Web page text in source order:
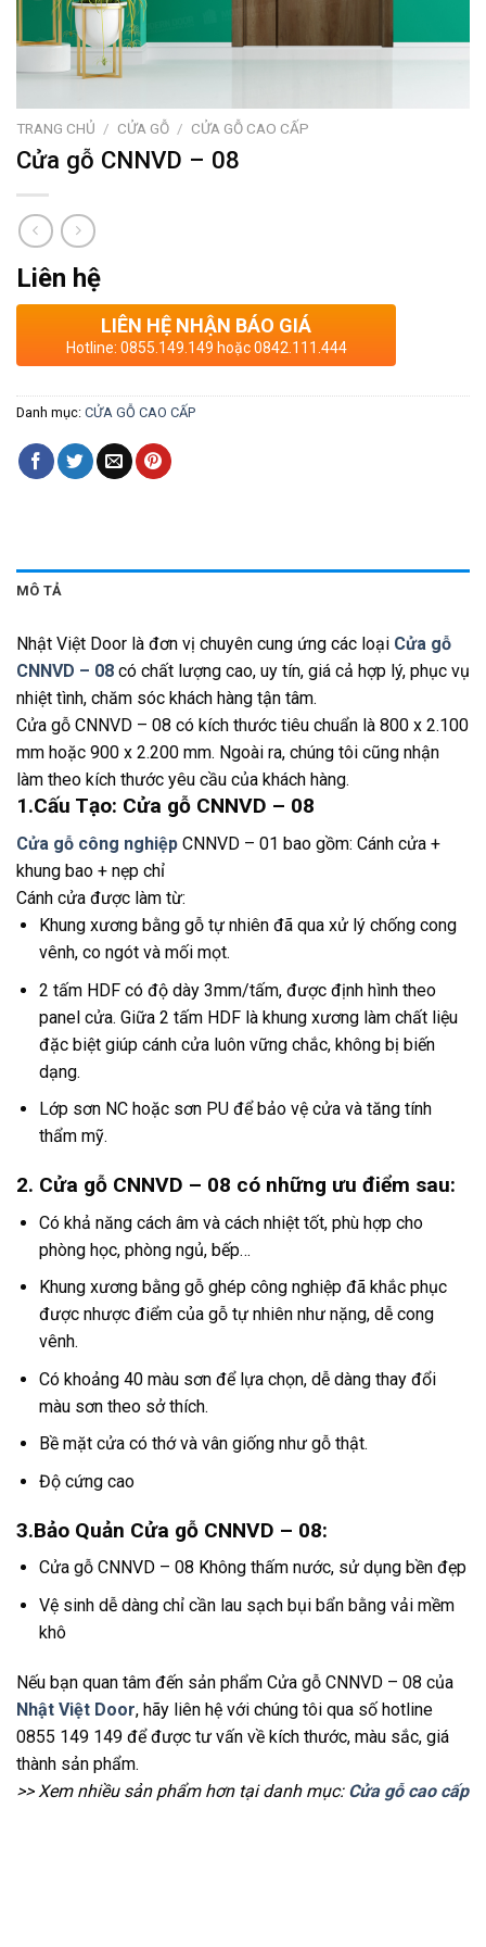
TRANG CHỦ / CỬA GỖ / CỬA GỖ CAO CẤP
Cửa gỗ CNNVD – 08
Liên hệ
LIÊN HỆ NHẬN BÁO GIÁ
Hotline: 0855.149.149 hoặc 0842.111.444
Danh mục: CỬA GỖ CAO CẤP
MÔ TẢ
Nhật Việt Door là đơn vị chuyên cung ứng các loại Cửa gỗ
CNNVD – 08 có chất lượng cao, uy tín, giá cả hợp lý, phục vụ
nhiệt tình, chăm sóc khách hàng tận tâm.
Cửa gỗ CNNVD – 08 có kích thước tiêu chuẩn là 800 x 2.100
mm hoặc 900 x 2.200 mm. Ngoài ra, chúng tôi cũng nhận
làm theo kích thước yêu cầu của khách hàng.
1.Cấu Tạo: Cửa gỗ CNNVD – 08
Cửa gỗ công nghiệp CNNVD – 01 bao gồm: Cánh cửa +
khung bao + nẹp chỉ
Cánh cửa được làm từ:
Khung xương bằng gỗ tự nhiên đã qua xử lý chống cong
vênh, co ngót và mối mọt.
2 tấm HDF có độ dày 3mm/tấm, được định hình theo
panel cửa. Giữa 2 tấm HDF là khung xương làm chất liệu
đặc biệt giúp cánh cửa luôn vững chắc, không bị biến
dạng.
Lớp sơn NC hoặc sơn PU để bảo vệ cửa và tăng tính
thẩm mỹ.
2. Cửa gỗ CNNVD – 08 có những ưu điểm sau:
Có khả năng cách âm và cách nhiệt tốt, phù hợp cho
phòng học, phòng ngủ, bếp…
Khung xương bằng gỗ ghép công nghiệp đã khắc phục
được nhược điểm của gỗ tự nhiên như nặng, dễ cong
vênh.
Có khoảng 40 màu sơn để lựa chọn, dễ dàng thay đổi
màu sơn theo sở thích.
Bề mặt cửa có thớ và vân giống như gỗ thật.
Độ cứng cao
3.Bảo Quản Cửa gỗ CNNVD – 08:
Cửa gỗ CNNVD – 08 Không thấm nước, sử dụng bền đẹp
Vệ sinh dễ dàng chỉ cần lau sạch bụi bẩn bằng vải mềm
khô
Nếu bạn quan tâm đến sản phẩm Cửa gỗ CNNVD – 08 của
Nhật Việt Door, hãy liên hệ với chúng tôi qua số hotline
0855 149 149 để được tư vấn về kích thước, màu sắc, giá
thành sản phẩm.
>> Xem nhiều sản phẩm hơn tại danh mục: Cửa gỗ cao cấp